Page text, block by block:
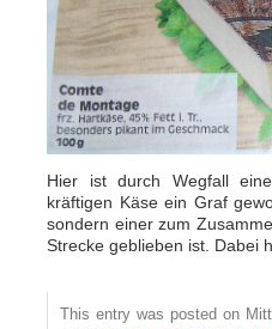
Hier ist durch Wegfall
kräftigen Käse ein Graf
sondern einer zum
Strecke geblieben ist. Dabei
This entry was posted on